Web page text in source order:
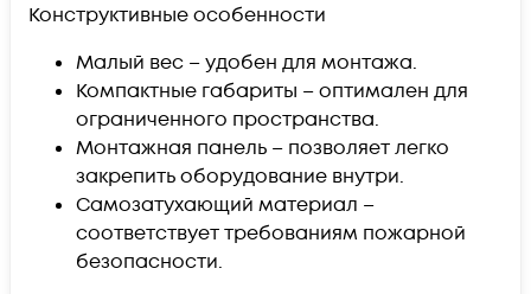
Конструктивные особенности
Малый вес – удобен для монтажа.
Компактные габариты – оптимален для
ограниченного пространства.
Монтажная панель – позволяет легко
закрепить оборудование внутри.
Самозатухающий материал –
соответствует требованиям пожарной
безопасности.